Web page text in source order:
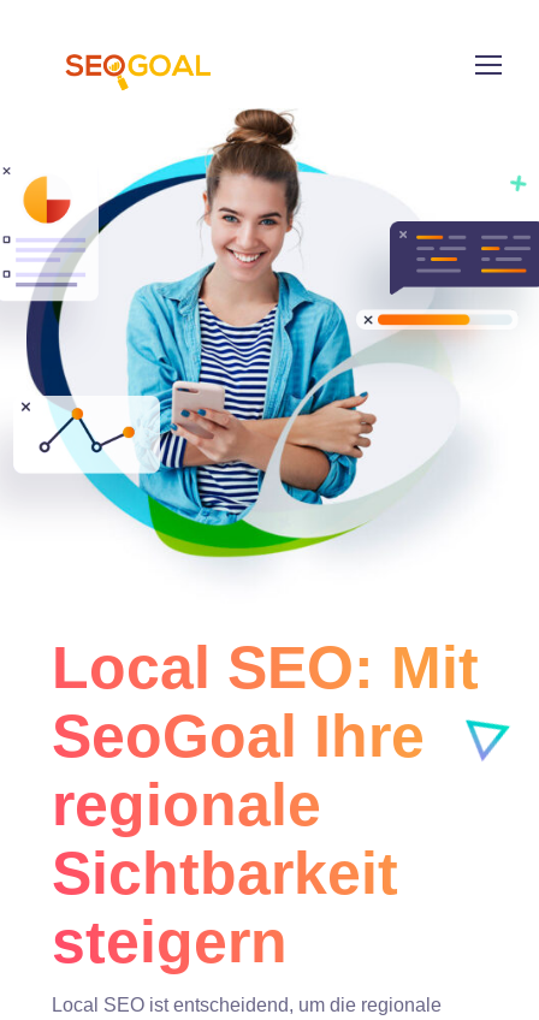
Local SEO: Mit
SeoGoal Ihre
regionale
Sichtbarkeit
steigern
Local SEO ist entscheidend, um die regionale